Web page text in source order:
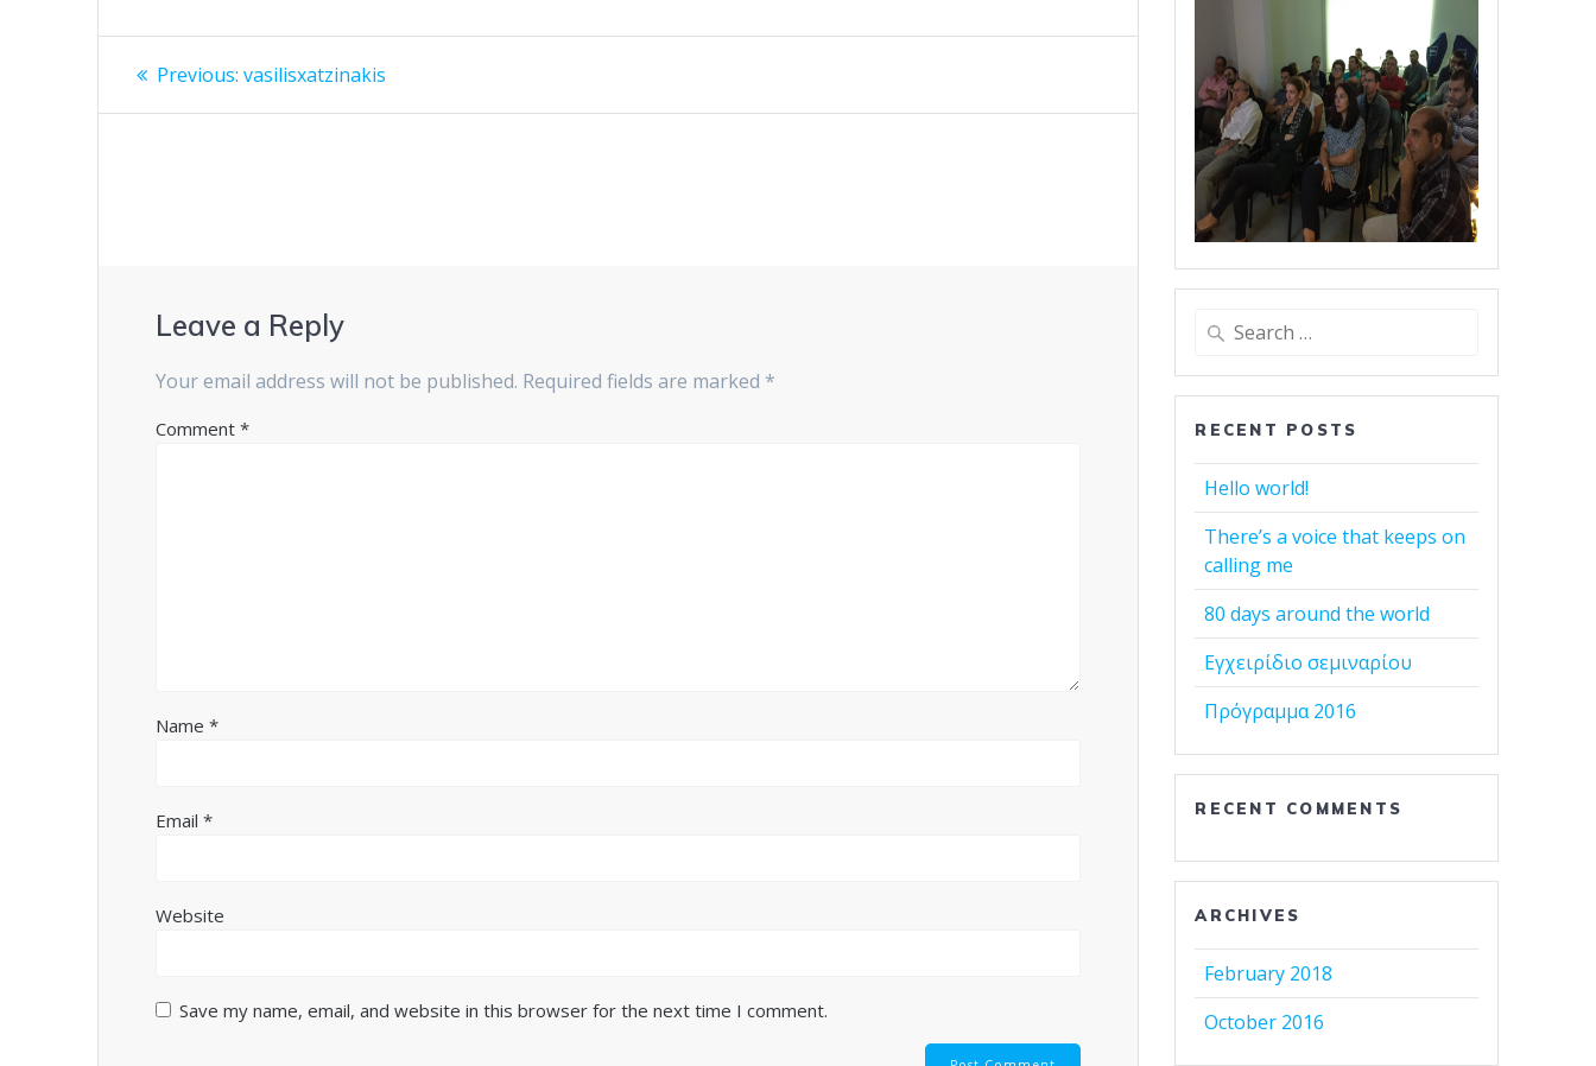
Post
navigation
Previous: Previous
vasilisxatzinakis
Leave a Reply
Your email address will not be published. Required fields are marked *
Comment*
Name*
Email*
Website
Save my name, email, and website in this browser for the next time I comment.
Search
RECENT POSTS
Hello world!
There’s a voice that keeps on
calling me
80 days around the world
Εγχειρίδιο σεμιναρίου
Πρόγραμμα 2016
RECENT COMMENTS
ARCHIVES
February 2018
October 2016